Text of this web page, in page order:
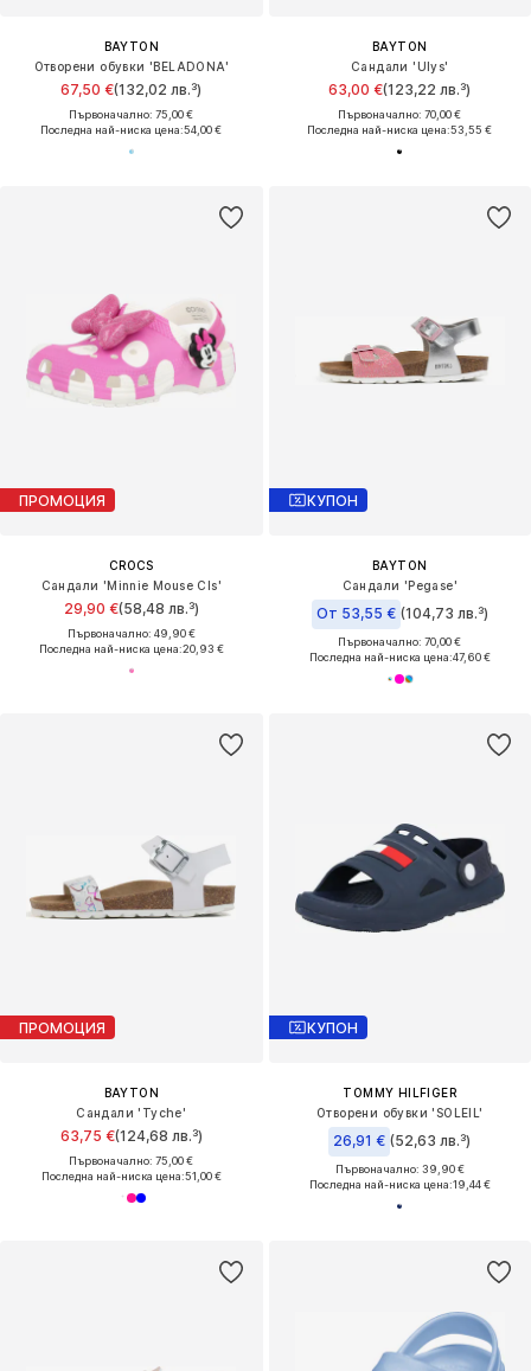
BAYTON
Отворени обувки 'BELADONA'
67,50 €(132,02 лв.³)
Първоначално: 75,00 €
Последна най-ниска цена:54,00 €
BAYTON
Сандали 'Ulys'
63,00 €(123,22 лв.³)
Първоначално: 70,00 €
Последна най-ниска цена:53,55 €
ПРОМОЦИЯ
CROCS
Сандали 'Minnie Mouse Cls'
29,90 €(58,48 лв.³)
Първоначално: 49,90 €
Последна най-ниска цена:20,93 €
КУПОН
BAYTON
Сандали 'Pegase'
От 53,55 € (104,73 лв.³)
Първоначално: 70,00 €
Последна най-ниска цена:47,60 €
ПРОМОЦИЯ
BAYTON
Сандали 'Tyche'
63,75 €(124,68 лв.³)
Първоначално: 75,00 €
Последна най-ниска цена:51,00 €
КУПОН
TOMMY HILFIGER
Отворени обувки 'SOLEIL'
26,91 € (52,63 лв.³)
Първоначално: 39,90 €
Последна най-ниска цена:19,44 €